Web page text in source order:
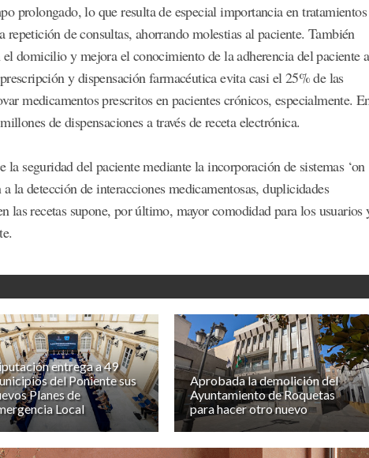
prolongado, lo que resulta de especial importancia en tratamientos
de consultas, ahorrando molestias al paciente. También
domicilio y mejora el conocimiento de la adherencia del paciente
y dispensación farmacéutica evita casi el 25% de las
medicamentos prescritos en pacientes crónicos, especialmente.
de dispensaciones a través de receta electrónica.
seguridad del paciente mediante la incorporación de sistemas ‘on
la detección de interacciones medicamentosas, duplicidades
las recetas supone, por último, mayor comodidad para los usuarios
entrega a 49
del Poniente sus
Planes de
Local
Aprobada la demolición del
Ayuntamiento de Roquetas
para hacer otro nuevo